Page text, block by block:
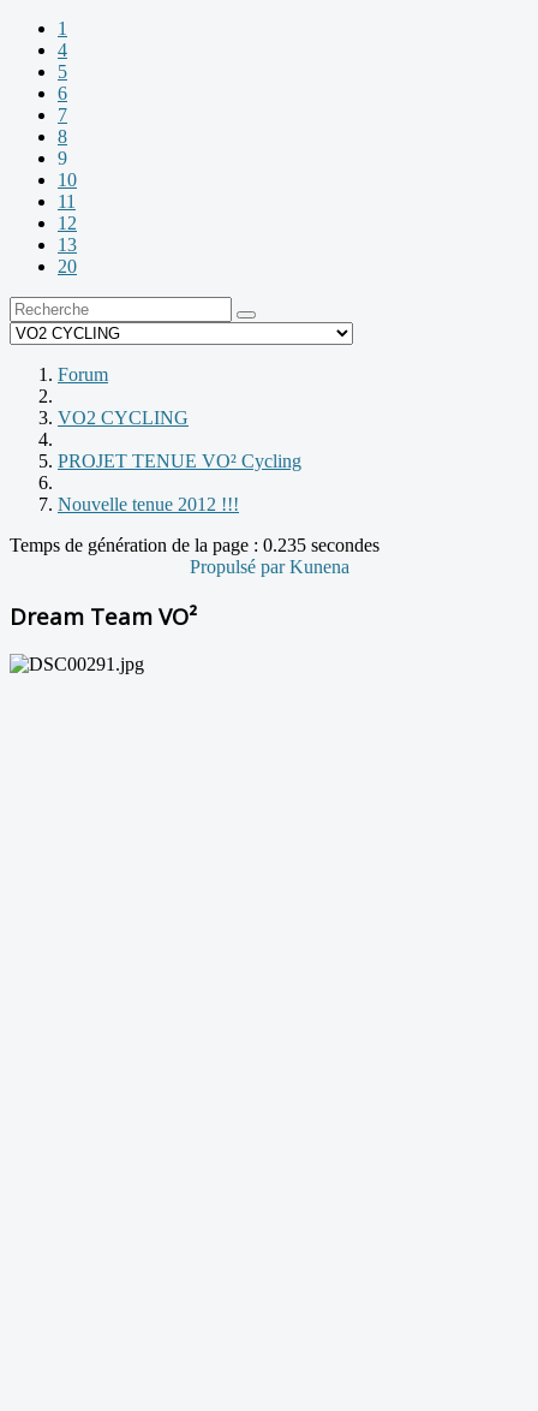
1
4
5
6
7
8
9
10
11
12
13
20
Forum
VO2 CYCLING
PROJET TENUE VO² Cycling
Nouvelle tenue 2012 !!!
Temps de génération de la page : 0.235 secondes
Propulsé parKunena
Dream Team VO²